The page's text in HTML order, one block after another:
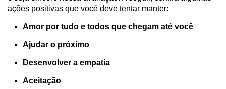
ações positivas que você deve tentar manter:
Amor por tudo e todos que chegam até você
Ajudar o próximo
Desenvolver a empatia
Aceitação